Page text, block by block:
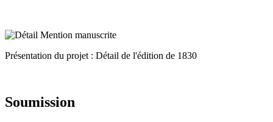
Présentation du projet : Détail de l'édition de 1830
Soumission